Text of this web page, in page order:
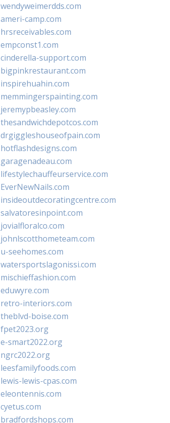
wendyweimerdds.com
ameri-camp.com
hrsreceivables.com
empconst1.com
cinderella-support.com
bigpinkrestaurant.com
inspirehuahin.com
memmingerspainting.com
jeremypbeasley.com
thesandwichdepotcos.com
drgiggleshouseofpain.com
hotflashdesigns.com
garagenadeau.com
lifestylechauffeurservice.com
EverNewNails.com
insideoutdecoratingcentre.com
salvatoresinpoint.com
jovialfloralco.com
johnlscotthometeam.com
u-seehomes.com
watersportslagonissi.com
mischieffashion.com
eduwyre.com
retro-interiors.com
theblvd-boise.com
fpet2023.org
e-smart2022.org
ngrc2022.org
leesfamilyfoods.com
lewis-lewis-cpas.com
eleontennis.com
cyetus.com
bradfordshops.com